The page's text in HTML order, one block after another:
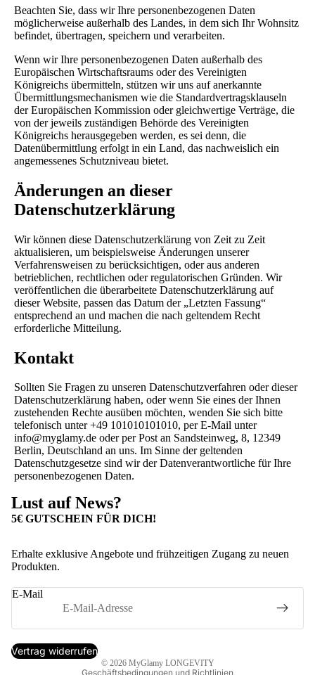
Beachten Sie, dass wir Ihre personenbezogenen Daten
möglicherweise außerhalb des Landes, in dem sich Ihr Wohnsitz
befindet, übertragen, speichern und verarbeiten.
Wenn wir Ihre personenbezogenen Daten außerhalb des
Europäischen Wirtschaftsraums oder des Vereinigten
Königreichs übermitteln, stützen wir uns auf anerkannte
Übermittlungsmechanismen wie die Standardvertragsklauseln
der Europäischen Kommission oder gleichwertige Verträge, die
von der jeweils zuständigen Behörde des Vereinigten
Königreichs herausgegeben werden, es sei denn, die
Datenübermittlung erfolgt in ein Land, das nachweislich ein
angemessenes Schutzniveau bietet.
Änderungen an dieser
Datenschutzerklärung
Wir können diese Datenschutzerklärung von Zeit zu Zeit
aktualisieren, um beispielsweise Änderungen unserer
Verfahrensweisen zu berücksichtigen, oder aus anderen
betrieblichen, rechtlichen oder regulatorischen Gründen. Wir
veröffentlichen die überarbeitete Datenschutzerklärung auf
dieser Website, passen das Datum der „Letzten Fassung“
entsprechend an und machen die nach geltendem Recht
erforderliche Mitteilung.
Kontakt
Sollten Sie Fragen zu unseren Datenschutzverfahren oder dieser
Datenschutzerklärung haben, oder wenn Sie eines der Ihnen
zustehenden Rechte ausüben möchten, wenden Sie sich bitte
telefonisch unter +49 101010101010, per E-Mail unter
info@myglamy.de oder per Post an Sandsteinweg, 8, 12349
Berlin, Deutschland an uns. Im Sinne der geltenden
Datenschutzgesetze sind wir der Datenverantwortliche für Ihre
personenbezogenen Daten.
Lust auf News?
5€ GUTSCHEIN FÜR DICH!
Erhalte exklusive Angebote und frühzeitigen Zugang zu neuen
Produkten.
E-Mail
Vertrag widerrufen
© 2026 MyGlamy LONGEVITY
Geschäftsbedingungen und Richtlinien
Datenschutzerklärung
Widerrufsrecht
Kontaktinformationen
Impressum
AGB